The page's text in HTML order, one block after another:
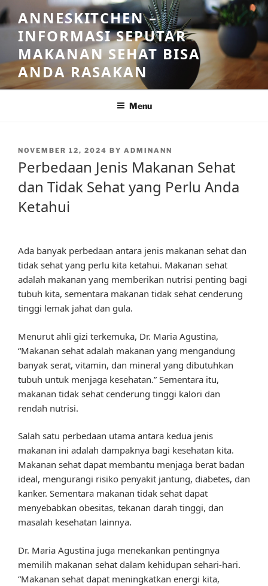
Skip
to
content
ANNESKITCHEN –
INFORMASI SEPUTAR
MAKANAN SEHAT BISA
ANDA RASAKAN
Menu
POSTED
NOVEMBER 12, 2024 BY ADMINANN
Perbedaan Jenis Makanan Sehat
dan Tidak Sehat yang Perlu Anda
Ketahui
Ada banyak perbedaan antara jenis makanan sehat dan
tidak sehat yang perlu kita ketahui. Makanan sehat
adalah makanan yang memberikan nutrisi penting bagi
tubuh kita, sementara makanan tidak sehat cenderung
tinggi lemak jahat dan gula.
Menurut ahli gizi terkemuka, Dr. Maria Agustina,
“Makanan sehat adalah makanan yang mengandung
banyak serat, vitamin, dan mineral yang dibutuhkan
tubuh untuk menjaga kesehatan.” Sementara itu,
makanan tidak sehat cenderung tinggi kalori dan
rendah nutrisi.
Salah satu perbedaan utama antara kedua jenis
makanan ini adalah dampaknya bagi kesehatan kita.
Makanan sehat dapat membantu menjaga berat badan
ideal, mengurangi risiko penyakit jantung, diabetes, dan
kanker. Sementara makanan tidak sehat dapat
menyebabkan obesitas, tekanan darah tinggi, dan
masalah kesehatan lainnya.
Dr. Maria Agustina juga menekankan pentingnya
memilih makanan sehat dalam kehidupan sehari-hari.
“Makanan sehat dapat meningkatkan energi kita,